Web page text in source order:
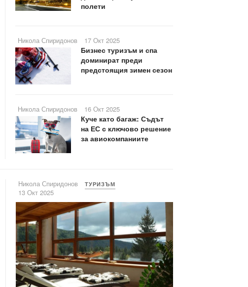
полети
Никола Спиридонов 17 Окт 2025
Бизнес туризъм и спа
доминират преди
предстоящия зимен сезон
Никола Спиридонов 16 Окт 2025
Куче като багаж: Съдът
на ЕС с ключово решение
за авиокомпаниите
Никола Спиридонов ТУРИЗЪМ
13 Окт 2025